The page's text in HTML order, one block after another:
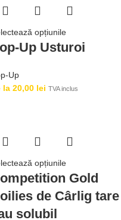
opțiunile
Up Usturoi
Up
la 20,00 lei TVA inclus
opțiunile
Gold
de Cârlig tare
solubil